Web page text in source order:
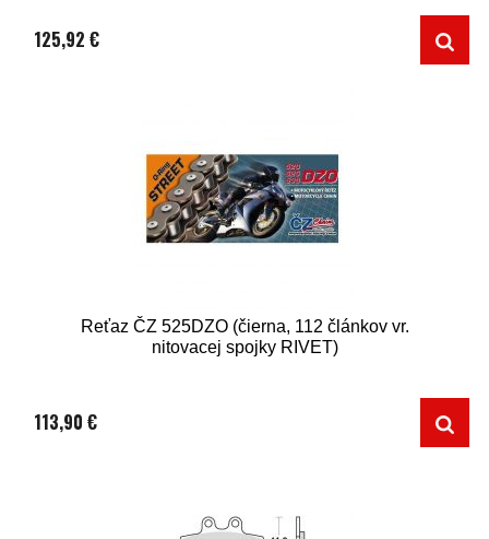
125,92 €
Reťaz ČZ 525DZO (čierna, 112 článkov vr.
nitovacej spojky RIVET)
113,90 €